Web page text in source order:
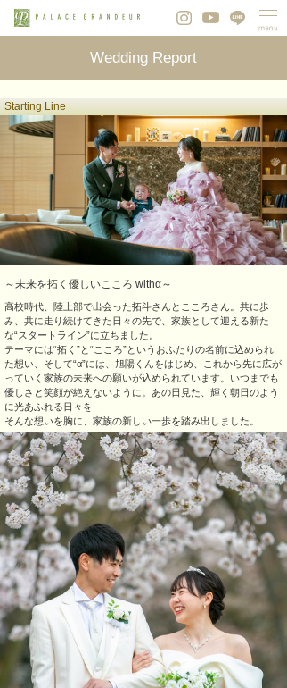
Wedding Report
Starting Line
～未来を拓く優しいこころ withα～
高校時代、陸上部で出会った拓斗さんとこころさん。共に歩
み、共に走り続けてきた日々の先で、家族として迎える新た
な“スタートライン”に立ちました。
テーマには“拓く”と“こころ”というおふたりの名前に込められ
た想い、そして“α”には、旭陽くんをはじめ、これから先に広が
っていく家族の未来への願いが込められています。いつまでも
優しさと笑顔が絶えないように。あの日見た、輝く朝日のよう
に光あふれる日々を――
そんな想いを胸に、家族の新しい一歩を踏み出しました。